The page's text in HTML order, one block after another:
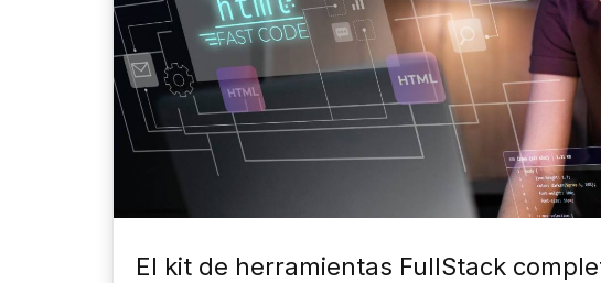
El kit de herramientas FullStack